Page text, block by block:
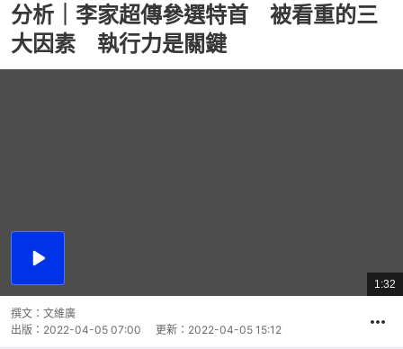
分析｜李家超傳參選特首 被看重的三
大因素 執行力是關鍵
播
總
共
1:32
撰文： 文維廣
出版： 2022-04-05 07:00 更新： 2022-04-05 15:12